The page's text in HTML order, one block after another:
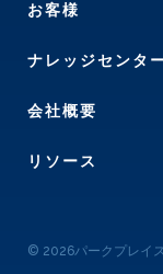
お客様
ナレッジセンタ
会社概要
リソース
© 2026パークプレイ